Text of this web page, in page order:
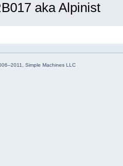
aka Alpinist
Simple Machines LLC